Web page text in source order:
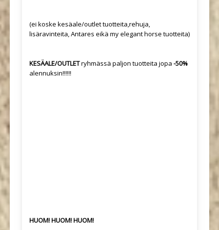
(ei koske kesäale/outlet tuotteita,rehuja,
lisäravinteita, Antares eikä my elegant horse tuotteita)
KESÄALE/OUTLETryhmässä paljon tuotteita jopa -50%
alennuksin!!!!!!
HUOM! HUOM! HUOM!